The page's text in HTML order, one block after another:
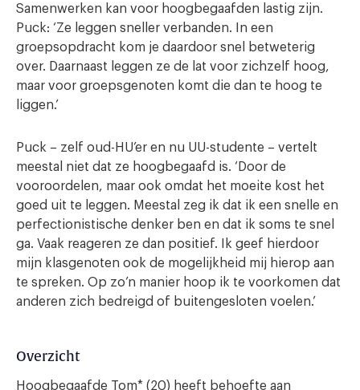
Samenwerken kan voor hoogbegaafden lastig zijn.
Puck: ‘Ze leggen sneller verbanden. In een
groepsopdracht kom je daardoor snel betweterig
over. Daarnaast leggen ze de lat voor zichzelf hoog,
maar voor groepsgenoten komt die dan te hoog te
liggen.’
Puck – zelf oud-HU’er en nu UU-studente – vertelt
meestal niet dat ze hoogbegaafd is. ‘Door de
vooroordelen, maar ook omdat het moeite kost het
goed uit te leggen. Meestal zeg ik dat ik een snelle en
perfectionistische denker ben en dat ik soms te snel
ga. Vaak reageren ze dan positief. Ik geef hierdoor
mijn klasgenoten ook de mogelijkheid mij hierop aan
te spreken. Op zo’n manier hoop ik te voorkomen dat
anderen zich bedreigd of buitengesloten voelen.’
Overzicht
Hoogbegaafde Tom* (20) heeft behoefte aan